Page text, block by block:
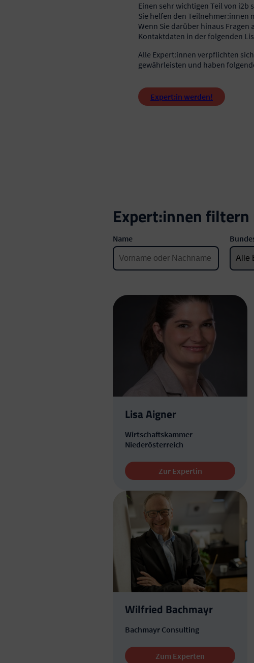
Einen sehr wichtigen Teil von
Sie helfen den Teilnehmer:innen
Wenn Sie darüber hinaus Fragen
Kontaktdaten in der folgenden
Alle Expert:innen verpflichten
gewährleisten und haben
Expert:in werden!
Expert:innen filtern
Name
Lisa Aigner
Wirtschaftskammer
Niederösterreich
Zur Expertin
Wilfried Bachmayr
Bachmayr Consulting
Zum Experten